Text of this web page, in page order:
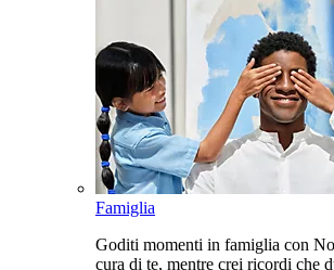
Famiglia
Goditi momenti in famiglia con
cura di te, mentre crei ricordi che